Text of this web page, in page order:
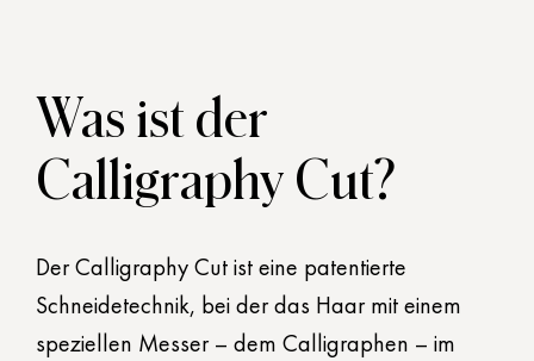
Was ist der
Calligraphy Cut?
Der Calligraphy Cut ist eine patentierte
Schneidetechnik, bei der das Haar mit einem
speziellen Messer – dem Calligraphen – im